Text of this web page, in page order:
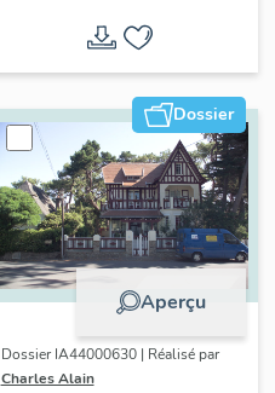
Dossier
Aperçu
Dossier IA44000630 | Réalisé par
Charles Alain